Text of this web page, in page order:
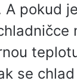
A pokud
se